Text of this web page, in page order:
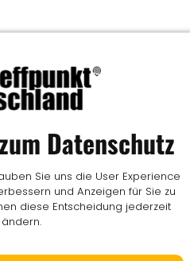
Datenschutz
Sie uns die User Experience
und Anzeigen für Sie zu
diese Entscheidung jederzeit
ändern.